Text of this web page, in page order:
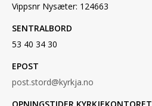
Vippsnr Nysæter: 124663
SENTRALBORD
53 40 34 30
EPOST
post.stord@kyrkja.no